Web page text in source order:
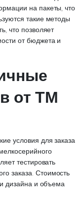
на пакеты, что
такие методы
что позволяет
от бюджета и
от ТМ
условия для заказа
тестировать
заказа. Стоимость
дизайна и объема